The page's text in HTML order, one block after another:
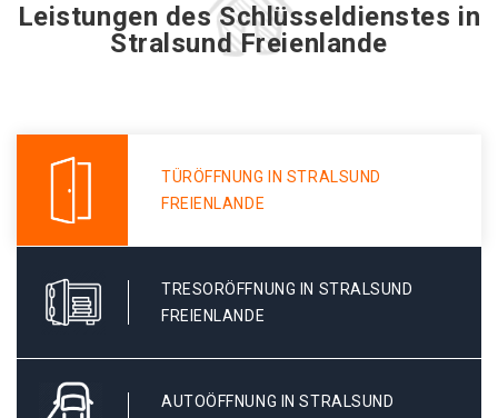
Leistungen des Schlüsseldienstes in
Stralsund Freienlande
TÜRÖFFNUNG IN STRALSUND
FREIENLANDE
TRESORÖFFNUNG IN STRALSUND
FREIENLANDE
AUTOÖFFNUNG IN STRALSUND